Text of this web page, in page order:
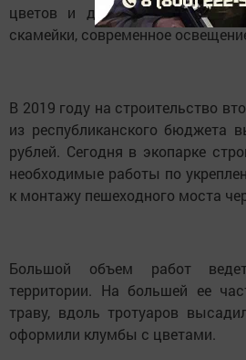
цветов и дорожки из
скамейки, современное
В 2019 году на строительство
из республиканского бюджета
рублей. Сегодня в экопарке
необходимые работы по
к монтажу пешеходного моста
Большой объем работ
территории. На большей ее
траву, вдоль тротуаров
оформили клумбы с цветами.